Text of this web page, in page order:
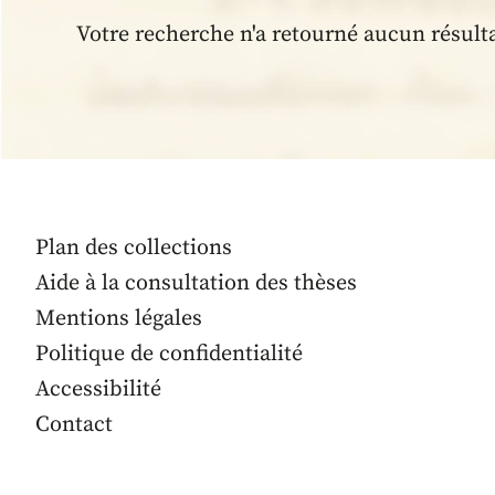
Votre recherche n'a retourné aucun
Plan des collections
Aide à la consultation des thèses
Mentions légales
Politique de confidentialité
Accessibilité
Contact